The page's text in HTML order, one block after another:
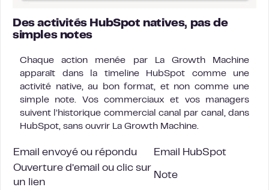
Des activités HubSpot natives, pas de
simples notes
Chaque action menée par La Growth Machine
apparaît dans la timeline HubSpot comme une
activité native, au bon format, et non comme une
simple note. Vos commerciaux et vos managers
suivent l’historique commercial canal par canal, dans
HubSpot, sans ouvrir La Growth Machine.
Email envoyé ou répondu
Email HubSpot
Ouverture d’email ou clic sur
un lien
Note